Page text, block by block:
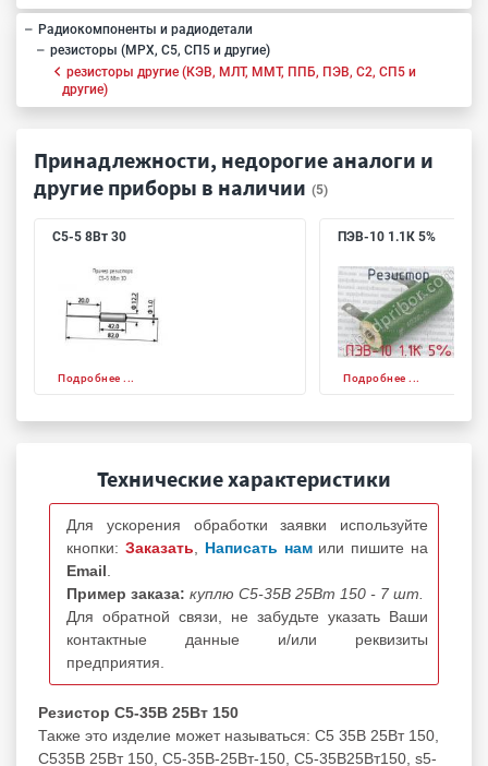
Радиокомпоненты и радиодетали
резисторы (МРХ, С5, СП5 и другие)
резисторы другие (КЭВ, МЛТ, ММТ, ППБ, ПЭВ, С2, СП5 и
другие)
Принадлежности, недорогие аналоги и
другие приборы в наличии (5)
С5-5 8Вт 30
Подробнее ...
ПЭВ-10 1.1К 5%
Подробнее ...
Технические характеристики
Для ускорения обработки заявки используйте
кнопки: Заказать Написать нам или пишите на
Email
Пример заказа: куплю С5-35В 25Вт 150 - 7 шт.
Для обратной связи, не забудьте указать Ваши
контактные данные и/или реквизиты
предприятия.
Резистор С5-35В 25Вт 150
Также это изделие может называться: С5 35В 25Вт 150,
С535В 25Вт 150, С5-35В-25Вт-150, С5-35В25Вт150, s5-